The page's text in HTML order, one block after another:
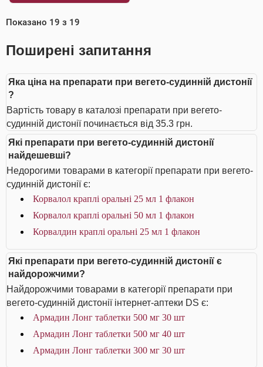
Показано 19 з 19
Поширені запитання
Яка ціна на препарати при вегето-судинній дистонії
?
Вартість товару в каталозі препарати при вегето-
судинній дистонії починається від 35.3 грн.
Які препарати при вегето-судинній дистонії
найдешевші?
Недорогими товарами в категорії препарати при вегето-
судинній дистонії є:
Корвалол краплі оральні 25 мл 1 флакон
Корвалол краплі оральні 50 мл 1 флакон
Корвалдин краплі оральні 25 мл 1 флакон
Які препарати при вегето-судинній дистонії є
найдорожчими?
Найдорожчими товарами в категорії препарати при
вегето-судинній дистонії інтернет-аптеки DS є:
Армадин Лонг таблетки 500 мг 30 шт
Армадин Лонг таблетки 500 мг 40 шт
Армадин Лонг таблетки 300 мг 30 шт